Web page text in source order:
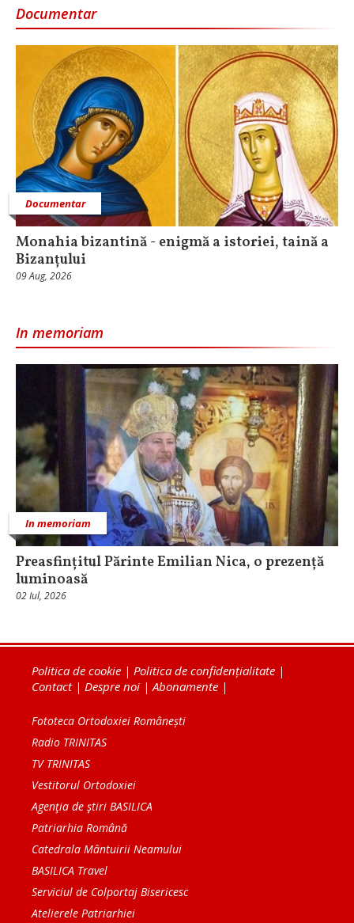
Documentar
Documentar
Monahia bizantină - enigmă a istoriei, taină a
Bizanțului
09 Aug, 2026
In memoriam
In memoriam
Preasfințitul Părinte Emilian Nica, o prezență
luminoasă
02 Iul, 2026
Politica de cookie | Politica de confidențialitate |
Contact| Despre noi | Abonamente |
Fototeca Ortodoxiei Românești
Radio TRINITAS
TV TRINITAS
Vestitorul Ortodoxiei
Agenţia de ştiri BASILICA
Patriarhia Română
Catedrala Mântuirii Neamului
BASILICA Travel
Serviciul de Colportaj Bisericesc
Atelierele Patriarhiei